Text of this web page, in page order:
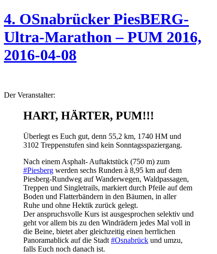
4. OSnabrücker PiesBERG-
Ultra-Marathon – PUM 2016,
2016-04-08
Der Veranstalter:
HART, HÄRTER, PUM!!!
Überlegt es Euch gut, denn 55,2 km, 1740 HM und
3102 Treppenstufen sind kein Sonntagsspaziergang.
Nach einem Asphalt- Auftaktstück (750 m) zum
#Piesberg werden sechs Runden à 8,95 km auf dem
Piesberg-Rundweg auf Wanderwegen, Waldpassagen,
Treppen und Singletrails, markiert durch Pfeile auf dem
Boden und Flatterbändern in den Bäumen, in aller
Ruhe und ohne Hektik zurück gelegt.
Der anspruchsvolle Kurs ist ausgesprochen selektiv und
geht vor allem bis zu den Windrädern jedes Mal voll in
die Beine, bietet aber gleichzeitig einen herrlichen
Panoramablick auf die Stadt #Osnabrück und umzu,
falls Euch noch danach ist.